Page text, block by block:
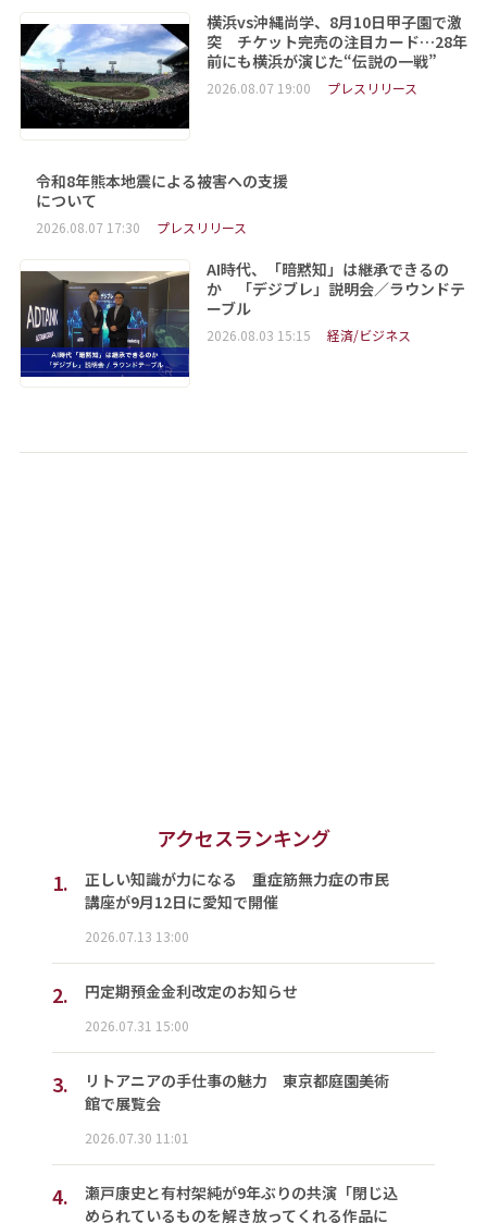
横浜vs沖縄尚学、8月10日甲子園で激
突 チケット完売の注目カード…28年
前にも横浜が演じた“伝説の一戦”
2026.08.07 19:00 プレスリリース
令和8年熊本地震による被害への支援
について
2026.08.07 17:30 プレスリリース
AI時代、「暗黙知」は継承できるの
か 「デジブレ」説明会／ラウンドテ
ーブル
2026.08.03 15:15 経済/ビジネス
アクセスランキング
1.
正しい知識が力になる 重症筋無力症の市民
講座が9月12日に愛知で開催
2026.07.13 13:00
2. 円定期預金金利改定のお知らせ
2026.07.31 15:00
3.
リトアニアの手仕事の魅力 東京都庭園美術
館で展覧会
2026.07.30 11:01
4.
瀬戸康史と有村架純が9年ぶりの共演「閉じ込
められているものを解き放ってくれる作品に